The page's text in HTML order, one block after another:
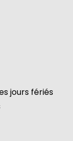
jours fériés